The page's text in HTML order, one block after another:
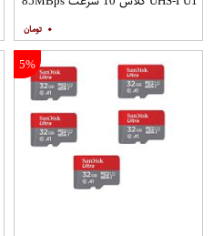
۰
5%